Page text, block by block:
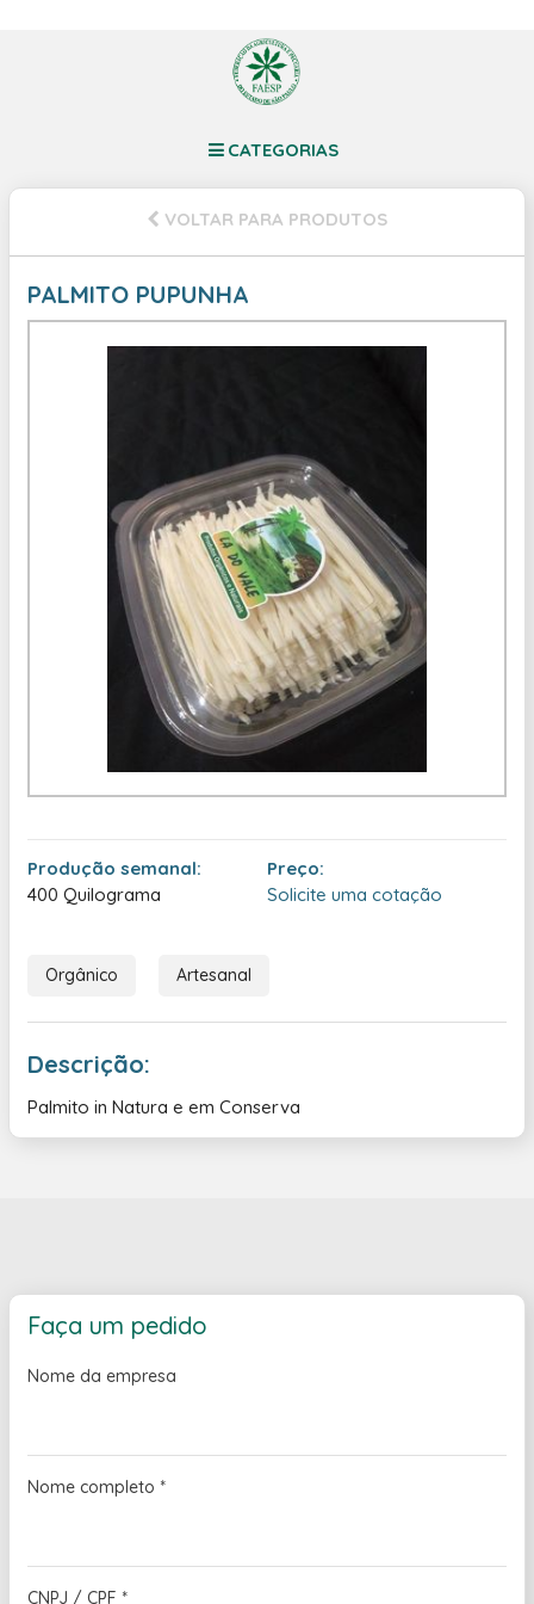
CATEGORIAS
VOLTAR PARA PRODUTOS
PALMITO PUPUNHA
Produção semanal:
400 Quilograma
Preço:
Solicite uma cotação
Orgânico Artesanal
Descrição:
Palmito in Natura e em Conserva
Faça um pedido
Nome da empresa
Nome completo *
CNPJ / CPF *